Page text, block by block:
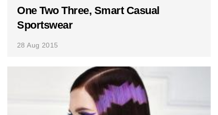
One Two Three, Smart Casual
Sportswear
28 Aug 2015